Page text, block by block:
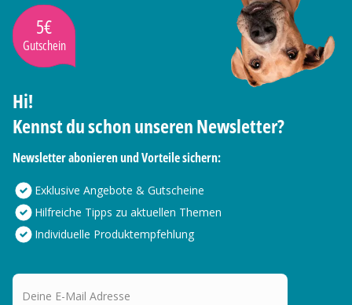
5€
Gutschein
Hi!
Kennst du schon unseren Newsletter?
Newsletter abonieren und Vorteile sichern:
Exklusive Angebote & Gutscheine
Hilfreiche Tipps zu aktuellen Themen
Individuelle Produktempfehlung
Deine E-Mail Adresse